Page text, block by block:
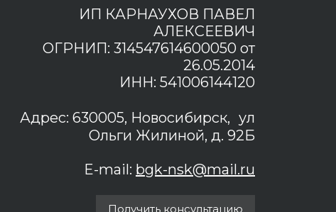
ИП КАРНАУХОВ ПАВЕЛ
АЛЕКСЕЕВИЧ
ОГРНИП: 314547614600050 от
26.05.2014
ИНН: 541006144120
Адрес: 630005, Новосибирск, ул
Ольги Жилиной, д. 92Б
E-mail: bgk-nsk@mail.ru
Получить консультацию